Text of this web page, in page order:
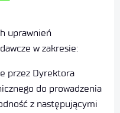
uprawnień
w zakresie:
przez Dyrektora
do prowadzenia
z następującymi